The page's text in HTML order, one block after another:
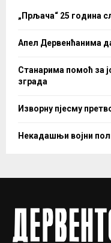
„Прљача“ 25 година
Апел Дервенћанима
Станарима помоћ за
зграда
Изворну пјесму
Некадашњи војни